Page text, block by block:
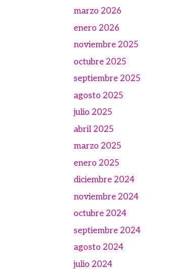
marzo 2026
enero 2026
noviembre 2025
octubre 2025
septiembre 2025
agosto 2025
julio 2025
abril 2025
marzo 2025
enero 2025
diciembre 2024
noviembre 2024
octubre 2024
septiembre 2024
agosto 2024
julio 2024